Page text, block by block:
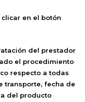
en el botón
del prestador
el procedimiento
respecto a todas
transporte, fecha de
del producto